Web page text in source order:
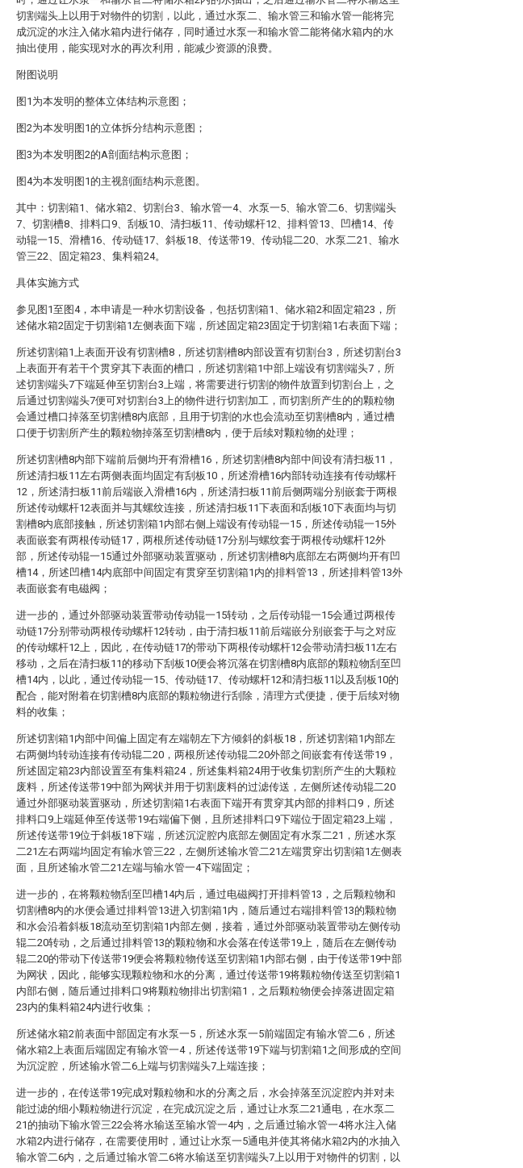
切割端头上以用于对物件的切割，以此，通过水泵二、输水管三和输水管一能将完
成沉淀的水注入储水箱内进行储存，同时通过水泵一和输水管二能将储水箱内的水
抽出使用，能实现对水的再次利用，能减少资源的浪费。
附图说明
图1为本发明的整体立体结构示意图；
图2为本发明图1的立体拆分结构示意图；
图3为本发明图2的A剖面结构示意图；
图4为本发明图1的主视剖面结构示意图。
其中：切割箱1、储水箱2、切割台3、输水管一4、水泵一5、输水管二6、切割端头
7、切割槽8、排料口9、刮板10、清扫板11、传动螺杆12、排料管13、凹槽14、传
动辊一15、滑槽16、传动链17、斜板18、传送带19、传动辊二20、水泵二21、输水
管三22、固定箱23、集料箱24。
具体实施方式
参见图1至图4，本申请是一种水切割设备，包括切割箱1、储水箱2和固定箱23，所
述储水箱2固定于切割箱1左侧表面下端，所述固定箱23固定于切割箱1右表面下端；
所述切割箱1上表面开设有切割槽8，所述切割槽8内部设置有切割台3，所述切割台3
上表面开有若干个贯穿其下表面的槽口，所述切割箱1中部上端设有切割端头7，所
述切割端头7下端延伸至切割台3上端，将需要进行切割的物件放置到切割台上，之
后通过切割端头7便可对切割台3上的物件进行切割加工，而切割所产生的的颗粒物
会通过槽口掉落至切割槽8内底部，且用于切割的水也会流动至切割槽8内，通过槽
口便于切割所产生的颗粒物掉落至切割槽8内，便于后续对颗粒物的处理；
所述切割槽8内部下端前后侧均开有滑槽16，所述切割槽8内部中间设有清扫板11，
所述清扫板11左右两侧表面均固定有刮板10，所述滑槽16内部转动连接有传动螺杆
12，所述清扫板11前后端嵌入滑槽16内，所述清扫板11前后侧两端分别嵌套于两根
所述传动螺杆12表面并与其螺纹连接，所述清扫板11下表面和刮板10下表面均与切
割槽8内底部接触，所述切割箱1内部右侧上端设有传动辊一15，所述传动辊一15外
表面嵌套有两根传动链17，两根所述传动链17分别与螺纹套于两根传动螺杆12外
部，所述传动辊一15通过外部驱动装置驱动，所述切割槽8内底部左右两侧均开有凹
槽14，所述凹槽14内底部中间固定有贯穿至切割箱1内的排料管13，所述排料管13外
表面嵌套有电磁阀；
进一步的，通过外部驱动装置带动传动辊一15转动，之后传动辊一15会通过两根传
动链17分别带动两根传动螺杆12转动，由于清扫板11前后端嵌分别嵌套于与之对应
的传动螺杆12上，因此，在传动链17的带动下两根传动螺杆12会带动清扫板11左右
移动，之后在清扫板11的移动下刮板10便会将沉落在切割槽8内底部的颗粒物刮至凹
槽14内，以此，通过传动辊一15、传动链17、传动螺杆12和清扫板11以及刮板10的
配合，能对附着在切割槽8内底部的颗粒物进行刮除，清理方式便捷，便于后续对物
料的收集；
所述切割箱1内部中间偏上固定有左端朝左下方倾斜的斜板18，所述切割箱1内部左
右两侧均转动连接有传动辊二20，两根所述传动辊二20外部之间嵌套有传送带19，
所述固定箱23内部设置至有集料箱24，所述集料箱24用于收集切割所产生的大颗粒
废料，所述传送带19中部为网状并用于切割废料的过滤传送，左侧所述传动辊二20
通过外部驱动装置驱动，所述切割箱1右表面下端开有贯穿其内部的排料口9，所述
排料口9上端延伸至传送带19右端偏下侧，且所述排料口9下端位于固定箱23上端，
所述传送带19位于斜板18下端，所述沉淀腔内底部左侧固定有水泵二21，所述水泵
二21左右两端均固定有输水管三22，左侧所述输水管二21左端贯穿出切割箱1左侧表
面，且所述输水管二21左端与输水管一4下端固定；
进一步的，在将颗粒物刮至凹槽14内后，通过电磁阀打开排料管13，之后颗粒物和
切割槽8内的水便会通过排料管13进入切割箱1内，随后通过右端排料管13的颗粒物
和水会沿着斜板18流动至切割箱1内部左侧，接着，通过外部驱动装置带动左侧传动
辊二20转动，之后通过排料管13的颗粒物和水会落在传送带19上，随后在左侧传动
辊二20的带动下传送带19便会将颗粒物传送至切割箱1内部右侧，由于传送带19中部
为网状，因此，能够实现颗粒物和水的分离，通过传送带19将颗粒物传送至切割箱1
内部右侧，随后通过排料口9将颗粒物排出切割箱1，之后颗粒物便会掉落进固定箱
23内的集料箱24内进行收集；
所述储水箱2前表面中部固定有水泵一5，所述水泵一5前端固定有输水管二6，所述
储水箱2上表面后端固定有输水管一4，所述传送带19下端与切割箱1之间形成的空间
为沉淀腔，所述输水管二6上端与切割端头7上端连接；
进一步的，在传送带19完成对颗粒物和水的分离之后，水会掉落至沉淀腔内并对未
能过滤的细小颗粒物进行沉淀，在完成沉淀之后，通过让水泵二21通电，在水泵二
21的抽动下输水管三22会将水输送至输水管一4内，之后通过输水管一4将水注入储
水箱2内进行储存，在需要使用时，通过让水泵一5通电并使其将储水箱2内的水抽入
输水管二6内，之后通过输水管二6将水输送至切割端头7上以用于对物件的切割，以